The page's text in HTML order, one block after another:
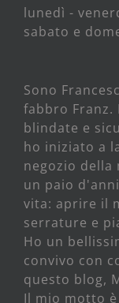
lunedì -
sabato e
Sono
fabbro Franz.
blindate e
ho iniziato a
negozio della
un paio
vita: aprire il
serrature e
Ho un
convivo con
questo blog,
Il mio motto